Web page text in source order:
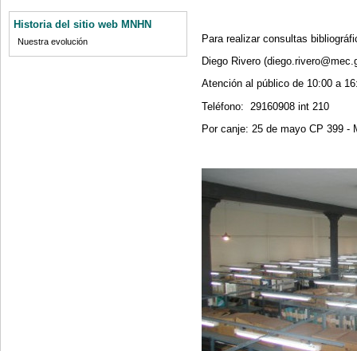
Historia del sitio web MNHN
Nuestra evolución
Para realizar consultas
Diego Rivero
Atención al público de 10:00 a
Teléfono: 29160908 int 210
Por canje: 25 de mayo CP 399 -